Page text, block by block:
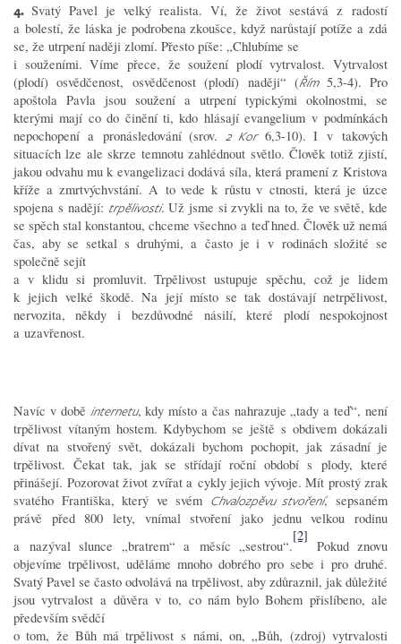
4. Svatý Pavel je velký realista. Ví, že život sestává z radostí
a bolestí, že láska je podrobena zkoušce, když narůstají potíže a zdá
se, že utrpení naději zlomí. Přesto píše: „Chlubíme se
i souženími. Víme přece, že soužení plodí vytrvalost. Vytrvalost
(plodí) osvědčenost, osvědčenost (plodí) naději“ (Řím 5,3-4). Pro
apoštola Pavla jsou soužení a utrpení typickými okolnostmi, se
kterými mají co do činění ti, kdo hlásají evangelium v podmínkách
nepochopení a pronásledování (srov. 2 Kor6,3-10). I v takových
situacích lze ale skrze temnotu zahlédnout světlo. Člověk totiž zjistí,
jakou odvahu mu k evangelizaci dodává síla, která pramení z Kristova
kříže a zmrtvýchvstání. A to vede k růstu v ctnosti, která je úzce
spojena s nadějí: trpělivosti. Už jsme si zvykli na to, že ve světě, kde
se spěch stal konstantou, chceme všechno a teď hned. Člověk už nemá
čas, aby se setkal s druhými, a často je i v rodinách složité se
společně sejít
a v klidu si promluvit. Trpělivost ustupuje spěchu, což je lidem
k jejich velké škodě. Na její místo se tak dostávají netrpělivost,
nervozita, někdy i bezdůvodné násilí, které plodí nespokojnost
a uzavřenost.
Navíc v době internetu, kdy místo a čas nahrazuje „tady a teď“, není
trpělivost vítaným hostem. Kdybychom se ještě s obdivem dokázali
dívat na stvořený svět, dokázali bychom pochopit, jak zásadní je
trpělivost. Čekat tak, jak se střídají roční období s plody, které
přinášejí. Pozorovat život zvířat a cykly jejich vývoje. Mít prostý zrak
svatého Františka, který ve svém Chvalozpěvu stvoření, sepsaném
právě před 800 lety, vnímal stvoření jako jednu velkou rodinu
a nazýval slunce „bratrem“ a měsíc „sestrou“.
[2]
Pokud znovu
objevíme trpělivost, uděláme mnoho dobrého pro sebe i pro druhé.
Svatý Pavel se často odvolává na trpělivost, aby zdůraznil, jak důležité
jsou vytrvalost a důvěra v to, co nám bylo Bohem přislíbeno, ale
především svědčí
o tom, že Bůh má trpělivost s námi, on, „Bůh, (zdroj) vytrvalosti